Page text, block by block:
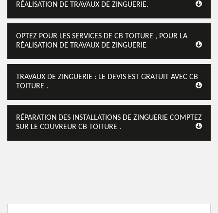
RÉALISATION DE TRAVAUX DE ZINGUERIE.
OPTEZ POUR LES SERVICES DE CB TOITURE , POUR LA
RÉALISATION DE TRAVAUX DE ZINGUERIE
TRAVAUX DE ZINGUERIE : LE DEVIS EST GRATUIT AVEC CB
TOITURE .
RÉPARATION DES INSTALLATIONS DE ZINGUERIE COMPTEZ
SUR LE COUVREUR CB TOITURE .